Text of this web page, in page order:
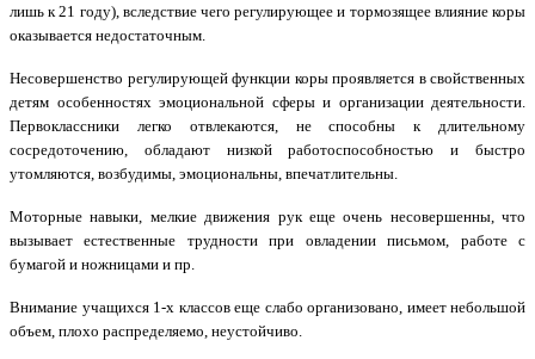
лишь к 21 году), вследствие чего регулирующее и тормозящее влияние коры
оказывается недостаточным.
Несовершенство регулирующей функции коры проявляется в свойственных
детям особенностях эмоциональной сферы и организации деятельности.
Первоклассники легко отвлекаются, не способны к длительному
сосредоточению, обладают низкой работоспособностью и быстро
утомляются, возбудимы, эмоциональны, впечатлительны.
Моторные навыки, мелкие движения рук еще очень несовершенны, что
вызывает естественные трудности при овладении письмом, работе с
бумагой и ножницами и пр.
Внимание учащихся 1-х классов еще слабо организовано, имеет небольшой
объем, плохо распределяемо, неустойчиво.